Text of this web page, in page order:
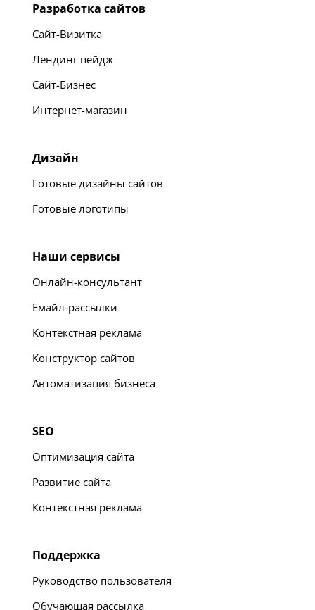
Разработка сайтов
Сайт-Визитка
Лендинг пейдж
Сайт-Бизнес
Интернет-магазин
Дизайн
Готовые дизайны сайтов
Готовые логотипы
Наши сервисы
Онлайн-консультант
Емайл-рассылки
Контекстная реклама
Конструктор сайтов
Автоматизация бизнеса
SEO
Оптимизация сайта
Развитие сайта
Контекстная реклама
Поддержка
Руководство пользователя
Обучающая рассылка